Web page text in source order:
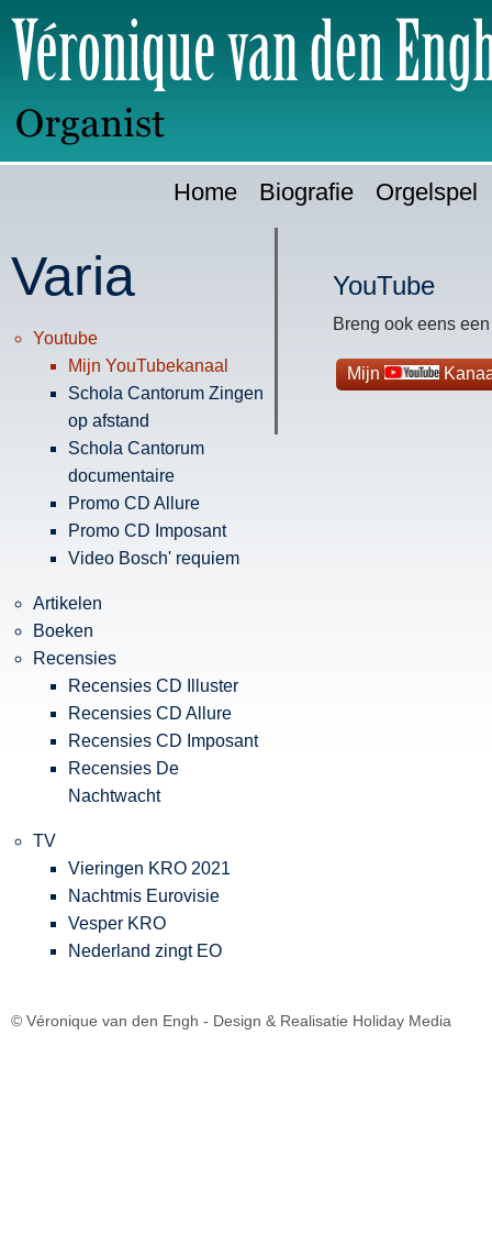
Ga
direct
naar:
Home Biografie Orgelspel
YouTube
Breng ook eens
Mijn
Varia
Youtube
Mijn YouTubekanaal
Schola Cantorum Zingen
op afstand
Schola Cantorum
documentaire
Promo CD Allure
Promo CD Imposant
Video Bosch' requiem
Artikelen
Boeken
Recensies
Recensies CD Illuster
Recensies CD Allure
Recensies CD Imposant
Recensies De
Nachtwacht
TV
Vieringen KRO 2021
Nachtmis Eurovisie
Vesper KRO
Nederland zingt EO
© Véronique van den Engh - Design & Realisatie Holiday Media